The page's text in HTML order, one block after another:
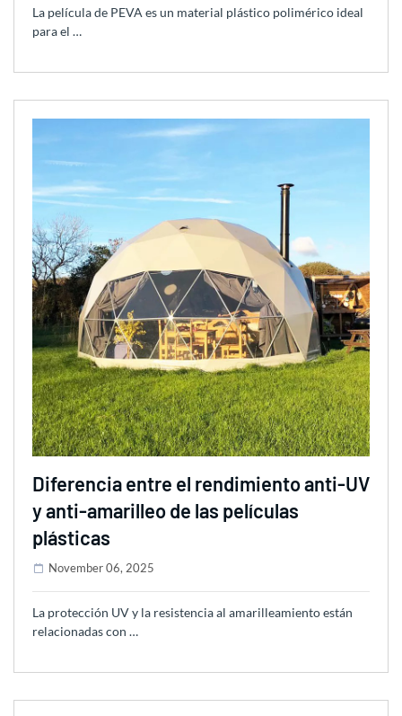
La película de PEVA es un material plástico polimérico ideal
para el …
Diferencia entre el rendimiento anti-UV
y anti-amarilleo de las películas
plásticas
November 06, 2025
La protección UV y la resistencia al amarilleamiento están
relacionadas con …